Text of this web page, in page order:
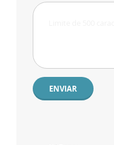
ENVIAR